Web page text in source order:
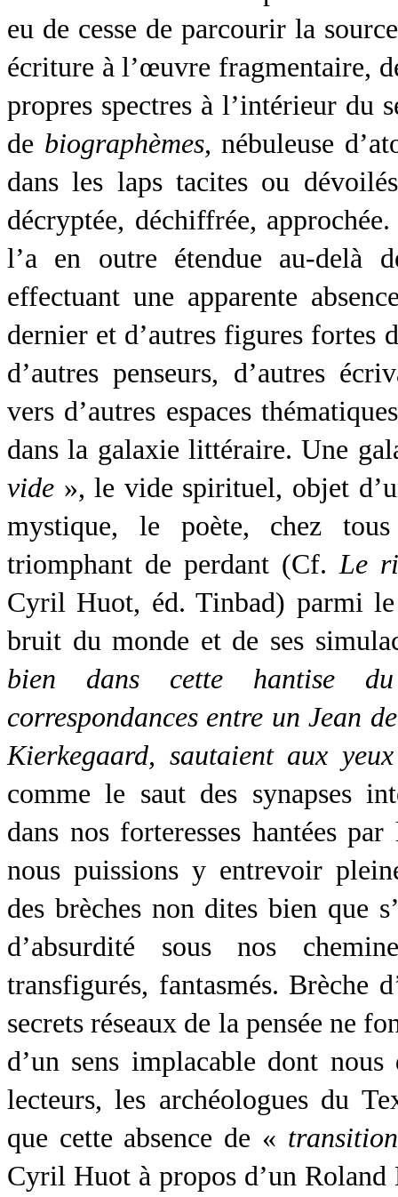
eu de cesse de parcourir la
écriture à l’œuvre fragmentaire,
propres spectres à l’intérieur du
de biographèmes, nébuleuse
dans les laps tacites ou
décryptée, déchiffrée,
l’a en outre étendue au-delà
effectuant une apparente
dernier et d’autres figures fortes
d’autres penseurs, d’autres
vers d’autres espaces
dans la galaxie littéraire. Une
vide », le vide spirituel, objet
mystique, le poète, chez
triomphant de perdant (Cf. Le
Cyril Huot, éd. Tinbad) parmi
bruit du monde et de ses
bien dans cette hantise
correspondances entre un Jean
Kierkegaard, sautaient aux yeux
comme le saut des synapses
dans nos forteresses hantées
nous puissions y entrevoir
des brèches non dites bien que
d’absurdité sous nos
transfigurés, fantasmés. Brèche
secrets réseaux de la pensée ne
d’un sens implacable dont
lecteurs, les archéologues du
que cette absence de « transition
Cyril Huot à propos d’un